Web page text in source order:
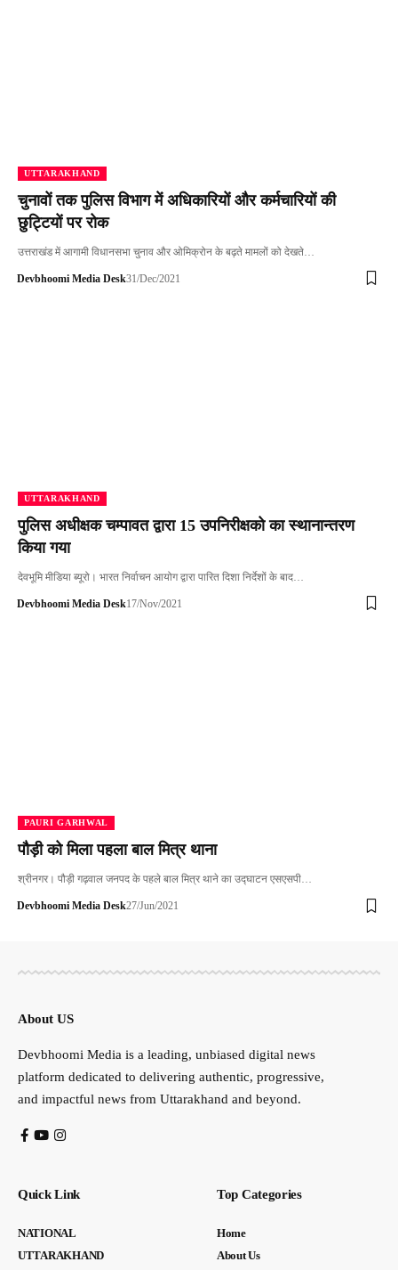
UTTARAKHAND
चुनावों तक पुलिस विभाग में अधिकारियों और कर्मचारियों की
छुट्टियों पर रोक
उत्तराखंड में आगामी विधानसभा चुनाव और ओमिक्रोन के बढ़ते मामलों को देखते…
Devbhoomi Media Desk31/Dec/2021
UTTARAKHAND
पुलिस अधीक्षक चम्पावत द्वारा 15 उपनिरीक्षको का स्थानान्तरण
किया गया
देवभूमि मीडिया ब्यूरो। भारत निर्वाचन आयोग द्वारा पारित दिशा निर्देशों के बाद…
Devbhoomi Media Desk17/Nov/2021
PAURI GARHWAL
पौड़ी को मिला पहला बाल मित्र थाना
श्रीनगर। पौड़ी गढ़वाल जनपद के पहले बाल मित्र थाने का उद्घाटन एसएसपी…
Devbhoomi Media Desk27/Jun/2021
About US
Devbhoomi Media is a leading, unbiased digital news
platform dedicated to delivering authentic, progressive,
and impactful news from Uttarakhand and beyond.
Quick Link
NATIONAL
UTTARAKHAND
Top Categories
Home
About Us